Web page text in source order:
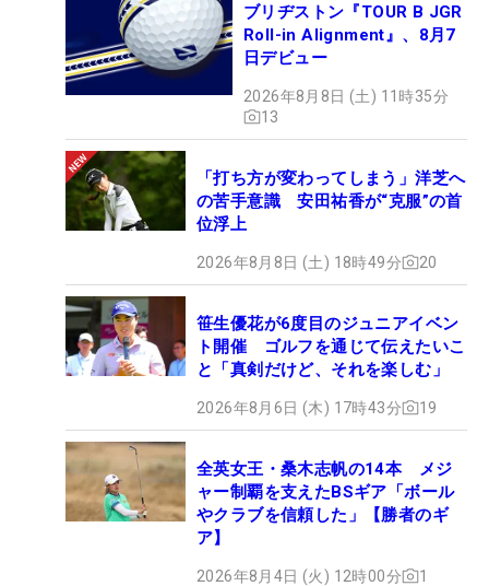
ブリヂストン『TOUR B JGR
Roll-in Alignment』、8月7
日デビュー
2026年8月8日 (土) 11時35分
13
「打ち方が変わってしまう」洋芝へ
の苦手意識 安田祐香が“克服”の首
位浮上
2026年8月8日 (土) 18時49分 20
笹生優花が6度目のジュニアイベン
ト開催 ゴルフを通じて伝えたいこ
と「真剣だけど、それを楽しむ」
2026年8月6日 (木) 17時43分 19
全英女王・桑木志帆の14本 メジ
ャー制覇を支えたBSギア「ボール
やクラブを信頼した」【勝者のギ
ア】
2026年8月4日 (火) 12時00分 1